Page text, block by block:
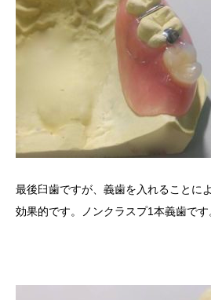
最後臼歯ですが、義歯を入れることに
効果的です。ノンクラスプ1本義歯です